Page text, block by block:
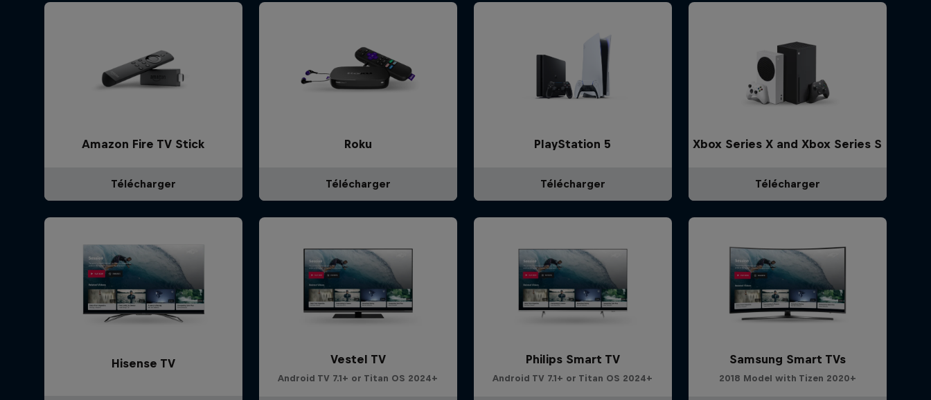
Amazon Fire TV Stick
Télécharger
Roku
Télécharger
PlayStation 5
Télécharger
Xbox Series X and Xbox Series S
Télécharger
Hisense TV Vestel TV
Android TV 7.1+ or Titan OS 2024+
Philips Smart TV
Android TV 7.1+ or Titan OS 2024+
Samsung Smart TVs
2018 Model with Tizen 2020+